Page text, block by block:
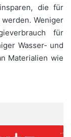
die für
Weniger
für
Wasser- und
Materialien wie